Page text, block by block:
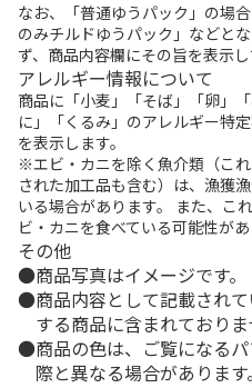
なお、「普通ゆうパック」の場
のみチルドゆうパック」などと
ず、商品内容欄にその旨を表示し
アレルギー情報について
商品に「小麦」「そば」「卵」
に」「くるみ」のアレルギー特
を表示します。
※エビ・カニを除く魚介類（こ
された加工品も含む）は、漁獲
いる場合があります。 また、こ
ビ・カニを食べている可能性があ
その他
商品写真はイメージです。
商品内容として記載され
する商品に含まれておりま
商品の色は、ご覧になる
際と異なる場合があります。